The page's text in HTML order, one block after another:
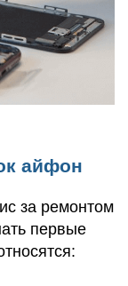
айфон
за ремонтом
первые